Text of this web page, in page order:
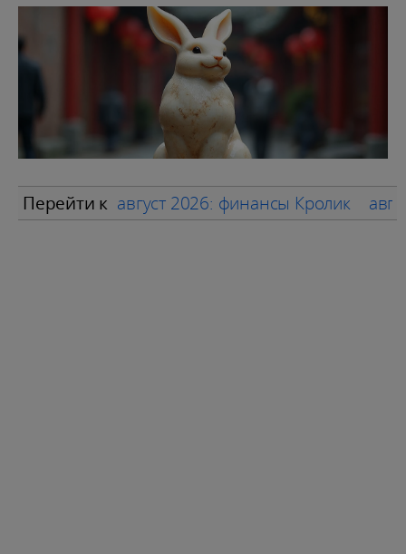
Перейти к август 2026: финансы Кролик